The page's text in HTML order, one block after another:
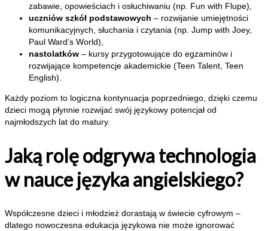
zabawie, opowieściach i osłuchiwaniu (np. Fun with Flupe),
uczniów szkół podstawowych – rozwijanie umiejętności
komunikacyjnych, słuchania i czytania (np. Jump with Joey,
Paul Ward’s World),
nastolatków – kursy przygotowujące do egzaminów i
rozwijające kompetencje akademickie (Teen Talent, Teen
English).
Każdy poziom to logiczna kontynuacja poprzedniego, dzięki czemu
dzieci mogą płynnie rozwijać swój językowy potencjał od
najmłodszych lat do matury.
Jaką rolę odgrywa technologia
w nauce języka angielskiego?
Współczesne dzieci i młodzież dorastają w świecie cyfrowym –
dlatego nowoczesna edukacja językowa nie może ignorować